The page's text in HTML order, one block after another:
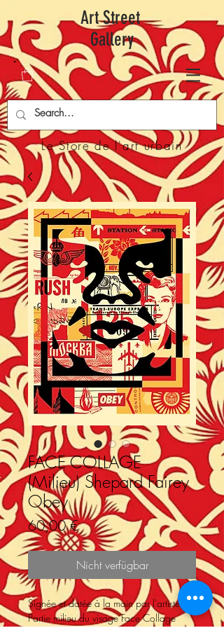
Art Street
Gallery
Le Store de l'art urbain
FACE COLLAGE
(Milieu) Shepard Fairey
Obey
60,00 €Preis
Nicht verfügbar
Signée et datée à la main par l'artiste
Partie milieu du visage Face Collage